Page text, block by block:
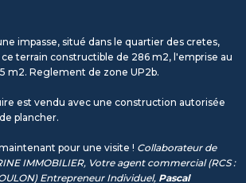
impasse, situé dans le quartier des cretes,
terrain constructible de 286 m2, l'emprise au
m2. Reglement de zone UP2b.
est vendu avec une construction autorisée
plancher.
pour une visite ! Collaborateur de
IMMOBILIER, Votre agent commercial (RCS :
Entrepreneur Individuel, Pascal